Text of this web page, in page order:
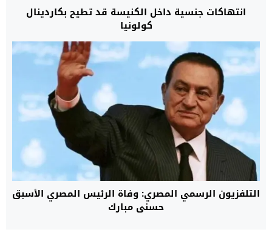
انتهاكات جنسية داخل الكنيسة قد تطيح بكاردينال
كولونيا
التلفزيون الرسمي المصري: وفاة الرئيس المصري الأسبق
حسني مبارك